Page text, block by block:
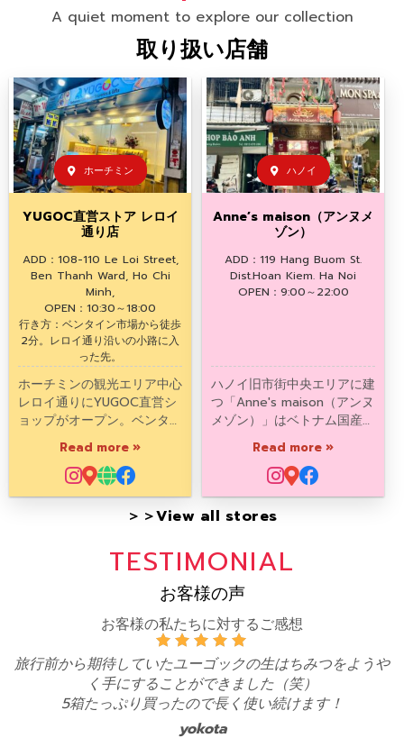
A quiet moment to explore our collection
取り扱い店舗
ホーチミン
YUGOC直営ストア レロイ
通り店
ADD：108-110 Le Loi Street,
Ben Thanh Ward, Ho Chi
Minh,
OPEN：10:30～18:00
行き方：ベンタイン市場から徒歩
2分。レロイ通り沿いの小路に入
った先。
ホーチミンの観光エリア中心
レロイ通りにYUGOC直営シ
ョップがオープン。ベンタイ
ン市場から徒歩1分の好立
地。YUGOC全商品のほか、
雑貨土産も取り扱い中。
Read more »
ハノイ
Anne’s maison（アンヌメ
ゾン）
ADD：119 Hang Buom St.
Dist.Hoan Kiem. Ha Noi
OPEN：9:00～22:00
ハノイ旧市街中央エリアに建
つ「Anne's maison（アンヌ
メゾン）」はベトナム国産の
高品質コーヒー豆や伝統・名
産にちなんだこだわりある旅
行土産を扱うギフトショップ
です。
Read more »
＞＞View all stores
TESTIMONIAL
お客様の声
お客様の私たちに対するご感想
旅行前から期待していたユーゴックの生はちみつをようや
く手にすることができました（笑）
5箱たっぷり買ったので長く使い続けます！
yokota